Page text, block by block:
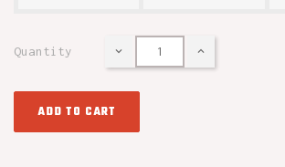
Quantity
ADD TO CART